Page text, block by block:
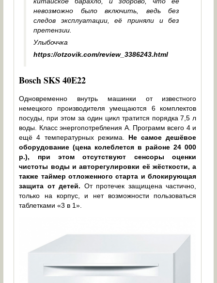
невозможно было включить, ведь без
следов эксплуатации, её приняли и без
претензии.
Улыбоччка
https://otzovik.com/review_3386243.html
Bosch SKS 40E22
Одновременно внутрь машинки от известного
немецкого производителя умещаются 6 комплектов
посуды, при этом за один цикл тратится порядка 7,5 л
воды. Класс энергопотребления А. Программ всего 4 и
ещё 4 температурных режима. Не самое дешёвое
оборудование (цена колеблется в районе 24 000
р.), при этом отсутствуют сенсоры оценки
чистоты воды и авторегулировки её жёсткости, а
также таймер отложенного старта и блокирующая
защита от детей. От протечек защищена частично,
только на корпус, и нет возможности пользоваться
таблетками «3 в 1».